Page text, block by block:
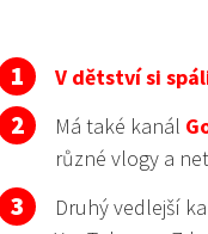
V dětství si
Má také kanál
různé vlogy a
Druhý vedlejší